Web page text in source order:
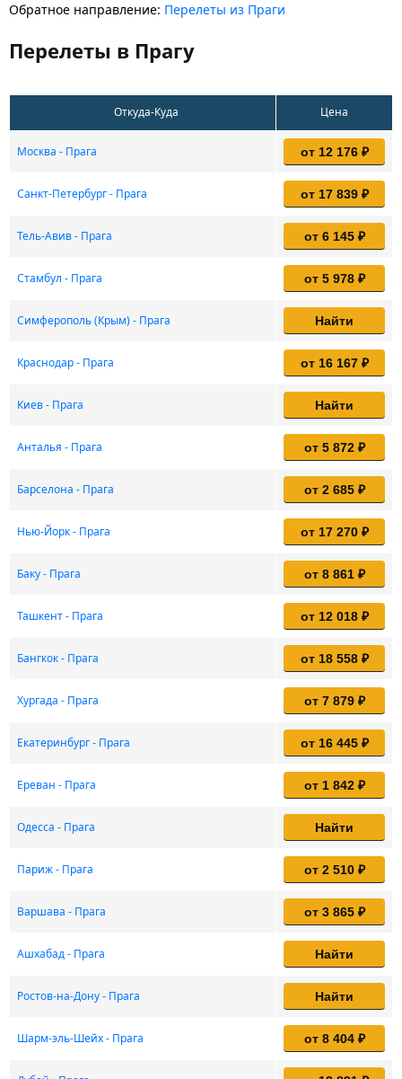
Обратное направление: Перелеты из Праги
Перелеты в Прагу
Откуда-Куда Цена
Москва - Прага от 12 176 ₽
Санкт-Петербург - Прага от 17 839 ₽
Тель-Авив - Прага от 6 145 ₽
Стамбул - Прага от 5 978 ₽
Симферополь (Крым) - Прага Найти
Краснодар - Прага от 16 167 ₽
Киев - Прага Найти
Анталья - Прага от 5 872 ₽
Барселона - Прага от 2 685 ₽
Нью-Йорк - Прага от 17 270 ₽
Баку - Прага от 8 861 ₽
Ташкент - Прага от 12 018 ₽
Бангкок - Прага от 18 558 ₽
Хургада - Прага от 7 879 ₽
Екатеринбург - Прага от 16 445 ₽
Ереван - Прага от 1 842 ₽
Одесса - Прага Найти
Париж - Прага от 2 510 ₽
Варшава - Прага от 3 865 ₽
Ашхабад - Прага Найти
Ростов-на-Дону - Прага Найти
Шарм-эль-Шейх - Прага от 8 404 ₽